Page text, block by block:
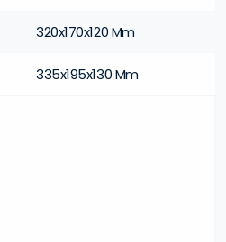
320x170x120 Mm
335x195x130 Mm